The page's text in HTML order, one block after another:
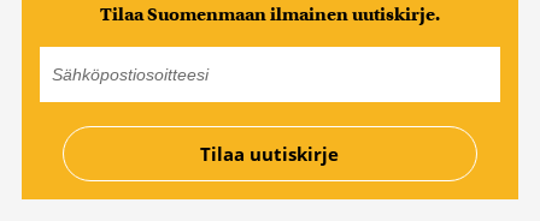
Tilaa Suomenmaan ilmainen uutiskirje.